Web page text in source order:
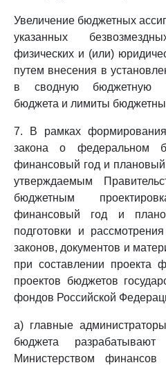
Увеличение бюджетных
указанных
физических и (или)
путем внесения в
в сводную бюджетную
бюджета и лимиты
7. В рамках
закона о федеральном
финансовый год и плановый
утверждаемым
бюджетным
финансовый год и
подготовки и
законов, документов и
при составлении проекта
проектов бюджетов
фондов Российской
а) главные
бюджета
Министерством финансов